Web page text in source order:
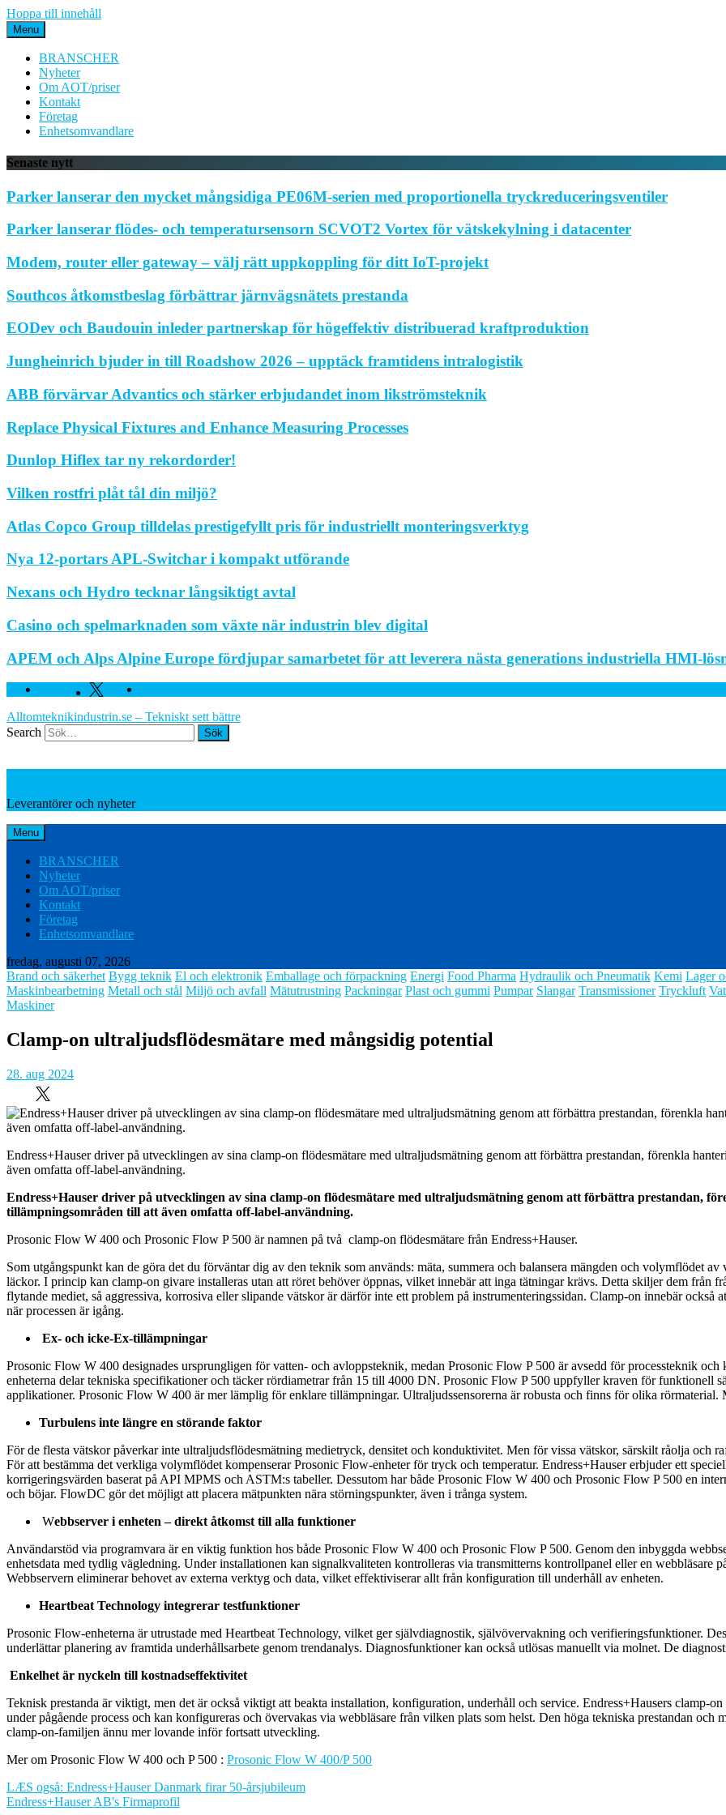
Hoppa till innehåll
Menu
BRANSCHER
Nyheter
Om AOT/priser
Kontakt
Företag
Enhetsomvandlare
Senaste nytt
Parker lanserar den mycket mångsidiga PE06M-serien med proportionella tryckreduceringsventiler
Parker lanserar flödes- och temperatursensorn SCVOT2 Vortex för vätskekylning i datacenter
Modem, router eller gateway – välj rätt uppkoppling för ditt IoT-projekt
Southcos åtkomstbeslag förbättrar järnvägsnätets prestanda
EODev och Baudouin inleder partnerskap för högeffektiv distribuerad kraftproduktion
Jungheinrich bjuder in till Roadshow 2026 – upptäck framtidens intralogistik
ABB förvärvar Advantics och stärker erbjudandet inom likströmsteknik
Replace Physical Fixtures and Enhance Measuring Processes
Dunlop Hiflex tar ny rekordorder!
Vilken rostfri plåt tål din miljö?
Atlas Copco Group tilldelas prestigefyllt pris för industriellt monteringsverktyg
Nya 12-portars APL-Switchar i kompakt utförande
Nexans och Hydro tecknar långsiktigt avtal
Casino och spelmarknaden som växte när industrin blev digital
APEM och Alps Alpine Europe fördjupar samarbetet för att leverera nästa generations industriella HMI-
Facebook Twitter
Alltomteknikindustrin.se – Tekniskt sett bättre
Search
Leverantörer och nyheter
Menu
BRANSCHER
Nyheter
Om AOT/priser
Kontakt
Företag
Enhetsomvandlare
fredag, augusti 07, 2026
Brand och säkerhet Bygg teknik El och elektronik Emballage och förpackning Energi Food Pharma Hydraulik och Pneumatik Kemi Lager
Maskinbearbetning Metall och stål Miljö och avfall Mätutrustning Packningar Plast och gummi Pumpar Slangar Transmissioner Tryckluft
Maskiner
Clamp-on ultraljudsflödesmätare med mångsidig potential
28. aug 2024
Endress+Hauser driver på utvecklingen av sina clamp-on flödesmätare med ultraljudsmätning genom att förbättra prestandan, förenkla
även omfatta off-label-användning.
Endress+Hauser driver på utvecklingen av sina clamp-on flödesmätare med ultraljudsmätning genom att förbättra prestandan,
tillämpningsområden till att även omfatta off-label-användning.
Prosonic Flow W 400 och Prosonic Flow P 500 är namnen på två clamp-on flödesmätare från Endress+Hauser.
Som utgångspunkt kan de göra det du förväntar dig av den teknik som används: mäta, summera och balansera mängden och volymflödet
läckor. I princip kan clamp-on givare installeras utan att röret behöver öppnas, vilket innebär att inga tätningar krävs. Detta skiljer dem från
flytande mediet, så aggressiva, korrosiva eller slipande vätskor är därför inte ett problem på instrumenteringssidan. Clamp-on innebär också
när processen är igång.
Ex- och icke-Ex-tillämpningar
Prosonic Flow W 400 designades ursprungligen för vatten- och avloppsteknik, medan Prosonic Flow P 500 är avsedd för processteknik
enheterna delar tekniska specifikationer och täcker rördiametrar från 15 till 4000 DN. Prosonic Flow P 500 uppfyller kraven för funktionell
applikationer. Prosonic Flow W 400 är mer lämplig för enklare tillämpningar. Ultraljudssensorerna är robusta och finns för olika rörmaterial.
Turbulens inte längre en störande faktor
För de flesta vätskor påverkar inte ultraljudsflödesmätning medietryck, densitet och konduktivitet. Men för vissa vätskor, särskilt råolja och
För att bestämma det verkliga volymflödet kompenserar Prosonic Flow-enheter för tryck och temperatur. Endress+Hauser erbjuder ett
korrigeringsvärden baserat på API MPMS och ASTM:s tabeller. Dessutom har både Prosonic Flow W 400 och Prosonic Flow P 500 en
och böjar. FlowDC gör det möjligt att placera mätpunkten nära störningspunkter, även i trånga system.
Webbserver i enheten – direkt åtkomst till alla funktioner
Användarstöd via programvara är en viktig funktion hos både Prosonic Flow W 400 och Prosonic Flow P 500. Genom den inbyggda
enhetsdata med tydlig vägledning. Under installationen kan signalkvaliteten kontrolleras via transmitterns kontrollpanel eller en webbläsare
Webbservern eliminerar behovet av externa verktyg och data, vilket effektiviserar allt från konfiguration till underhåll av enheten.
Heartbeat Technology integrerar testfunktioner
Prosonic Flow-enheterna är utrustade med Heartbeat Technology, vilket ger självdiagnostik, självövervakning och verifieringsfunktioner.
underlättar planering av framtida underhållsarbete genom trendanalys. Diagnosfunktioner kan också utlösas manuellt via molnet. De
Enkelhet är nyckeln till kostnadseffektivitet
Teknisk prestanda är viktigt, men det är också viktigt att beakta installation, konfiguration, underhåll och service. Endress+Hausers clamp-
under pågående process och kan konfigureras och övervakas via webbläsare från vilken plats som helst. Den höga tekniska prestandan
clamp-on-familjen ännu mer lovande inför fortsatt utveckling.
Mer om Prosonic Flow W 400 och P 500 : Prosonic Flow W 400/P 500
LÆS også: Endress+Hauser Danmark firar 50-årsjubileum
Endress+Hauser AB's Firmaprofil